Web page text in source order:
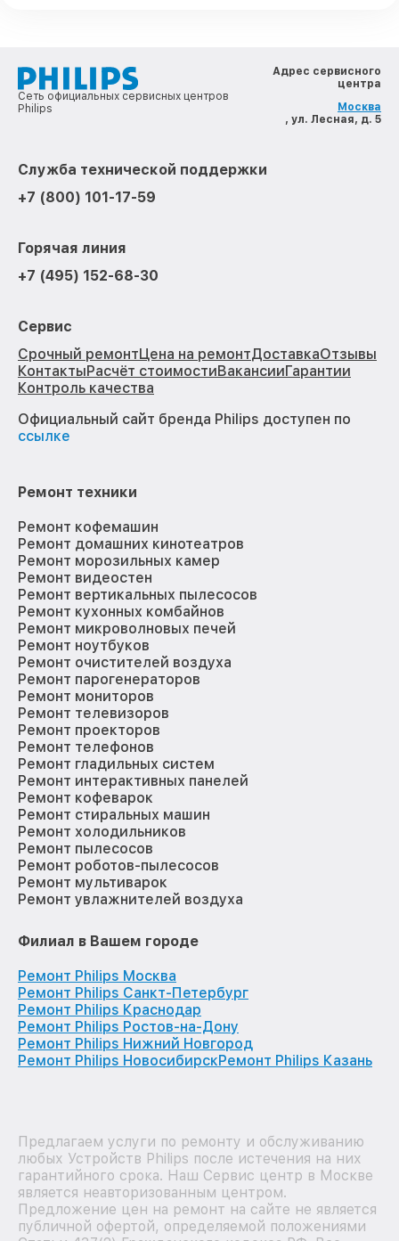
Сеть официальных сервисных центров
Philips
Адрес сервисного
центра
Москва
, ул. Лесная, д. 5
Служба технической поддержки
+7 (800) 101-17-59
Горячая линия
+7 (495) 152-68-30
Сервис
Срочный ремонтЦена на ремонтДоставкаОтзывы
КонтактыРасчёт стоимостиВакансииГарантии
Контроль качества
Официальный сайт бренда Philips доступен по
ссылке
Ремонт техники
Ремонт кофемашин
Ремонт домашних кинотеатров
Ремонт морозильных камер
Ремонт видеостен
Ремонт вертикальных пылесосов
Ремонт кухонных комбайнов
Ремонт микроволновых печей
Ремонт ноутбуков
Ремонт очистителей воздуха
Ремонт парогенераторов
Ремонт мониторов
Ремонт телевизоров
Ремонт проекторов
Ремонт телефонов
Ремонт гладильных систем
Ремонт интерактивных панелей
Ремонт кофеварок
Ремонт стиральных машин
Ремонт холодильников
Ремонт пылесосов
Ремонт роботов-пылесосов
Ремонт мультиварок
Ремонт увлажнителей воздуха
Филиал в Вашем городе
Ремонт Philips Москва
Ремонт Philips Санкт-Петербург
Ремонт Philips Краснодар
Ремонт Philips Ростов-на-Дону
Ремонт Philips Нижний Новгород
Ремонт Philips НовосибирскРемонт Philips Казань
Предлагаем услуги по ремонту и обслуживанию
любых Устройств Philips после истечения на них
гарантийного срока. Наш Сервис центр в Москве
является неавторизованным центром.
Предложение цен на ремонт на сайте не является
публичной офертой, определяемой положениями